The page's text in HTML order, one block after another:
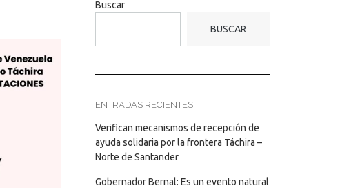
Buscar
BUSCAR
ENTRADAS RECIENTES
Verifican mecanismos de recepción de
ayuda solidaria por la frontera Táchira –
Norte de Santander
Gobernador Bernal: Es un evento natural